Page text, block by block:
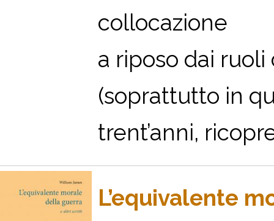
collocazione
a riposo dai ruoli
(soprattutto in
trent’anni,
L’equivalente